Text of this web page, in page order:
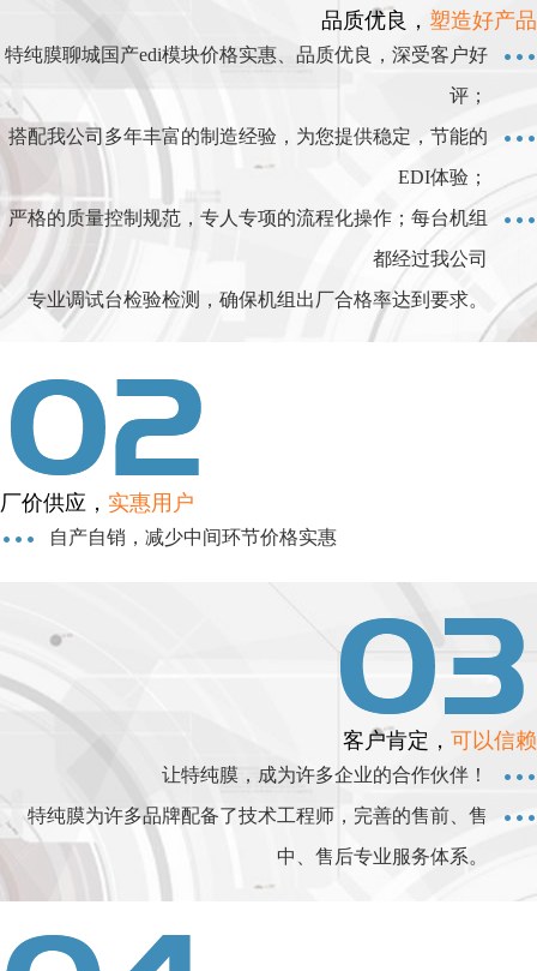
品质优良， 塑造好产品
特纯膜聊城国产edi模块价格实惠、品质优良，深受客户好
评；
搭配我公司多年丰富的制造经验，为您提供稳定，节能的
EDI体验；
严格的质量控制规范，专人专项的流程化操作；每台机组
都经过我公司
专业调试台检验检测，确保机组出厂合格率达到要求。
厂价供应， 实惠用户
自产自销，减少中间环节价格实惠
客户肯定， 可以信赖
让特纯膜，成为许多企业的合作伙伴！
特纯膜为许多品牌配备了技术工程师，完善的售前、售
中、售后专业服务体系。